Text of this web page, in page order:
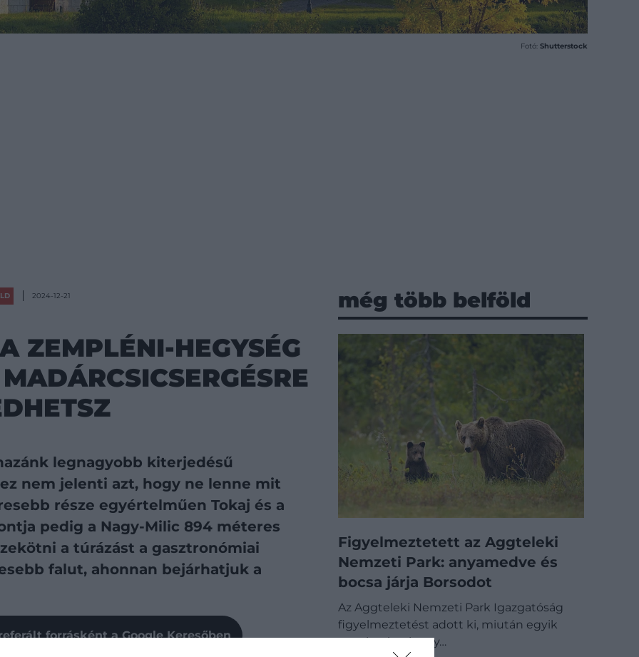
Fotó: Shutterstock
2024-12-21
ZEMPLÉNI-HEGYSÉG
legnagyobb kiterjedésű
nem jelenti azt, hogy ne lenne mit
része egyértelműen Tokaj és a
pedig a Nagy-Milic 894 méteres
a túrázást a gasztronómiai
falut, ahonnan bejárhatjuk a
forrásként a Google Keresőben
még több belföld
Figyelmeztetett az Aggteleki
Nemzeti Park: anyamedve és
bocsa járja Borsodot
Az Aggteleki Nemzeti Park Igazgatóság
figyelmeztetést adott ki, miután egyik
munkatársuk egy…